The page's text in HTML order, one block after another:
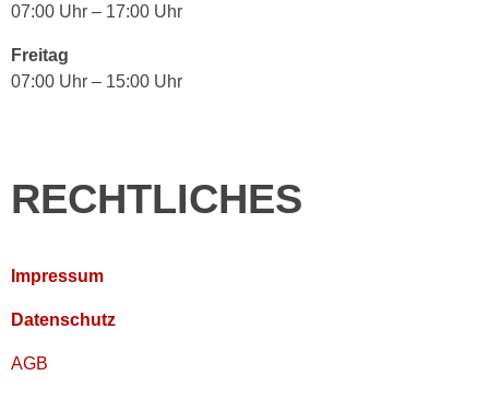
07:00 Uhr – 17:00 Uhr
Freitag
07:00 Uhr – 15:00 Uhr
RECHTLICHES
Impressum
Datenschutz
AGB